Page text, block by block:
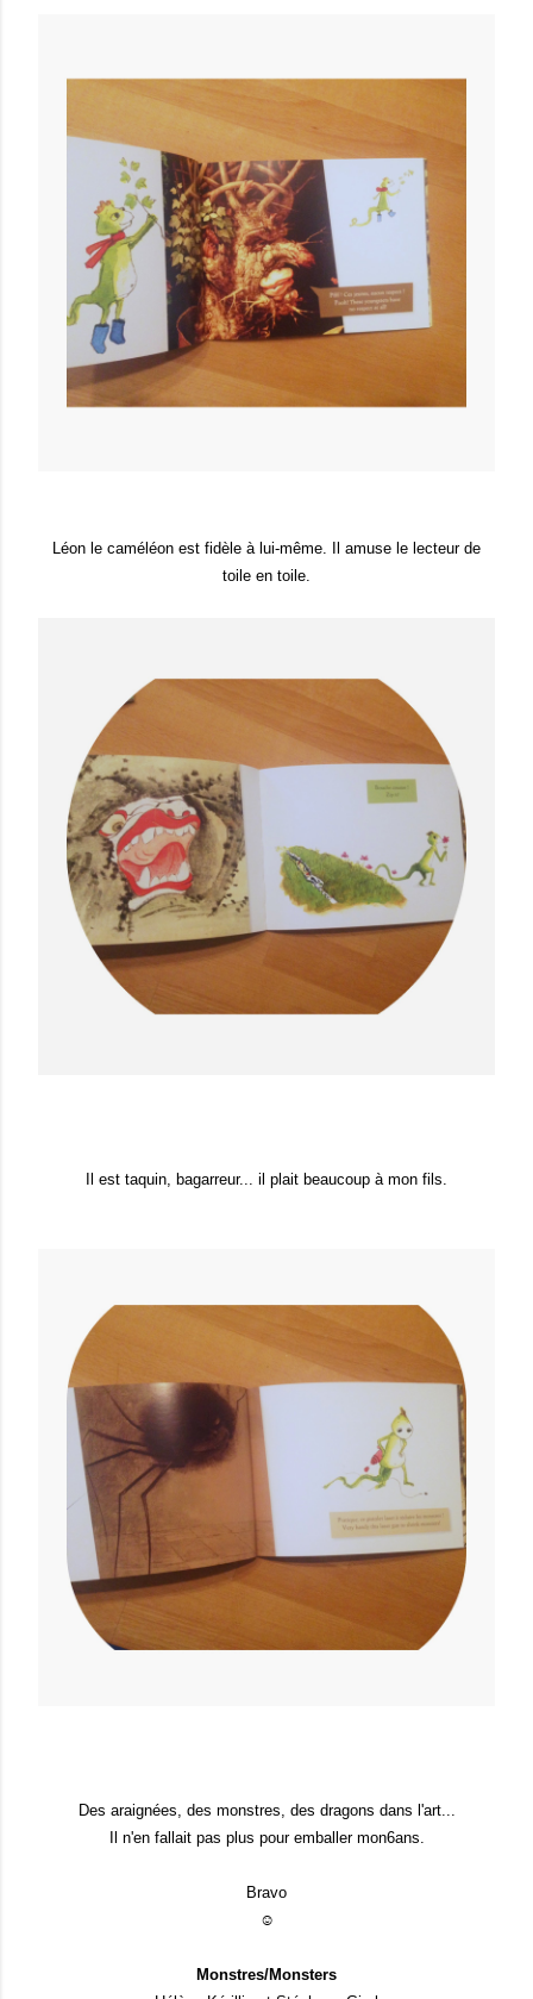
Léon le caméléon est fidèle à lui-même. Il amuse le lecteur de
toile en toile.
Il est taquin, bagarreur... il plait beaucoup à mon fils.
Des araignées, des monstres, des dragons dans l'art...
Il n'en fallait pas plus pour emballer mon6ans.
Bravo
☺
Monstres/Monsters